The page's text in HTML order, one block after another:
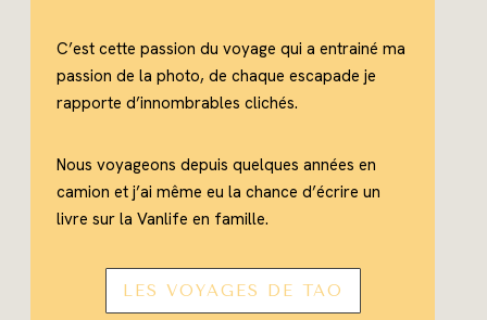
C’est cette passion du voyage qui a entrainé ma
passion de la photo, de chaque escapade je
rapporte d’innombrables clichés.
Nous voyageons depuis quelques années en
camion et j’ai même eu la chance d’écrire un
livre sur la Vanlife en famille.
LES VOYAGES DE TAO